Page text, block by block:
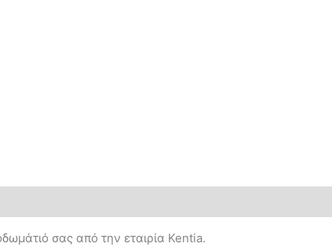
σας από την εταιρία Kentia.